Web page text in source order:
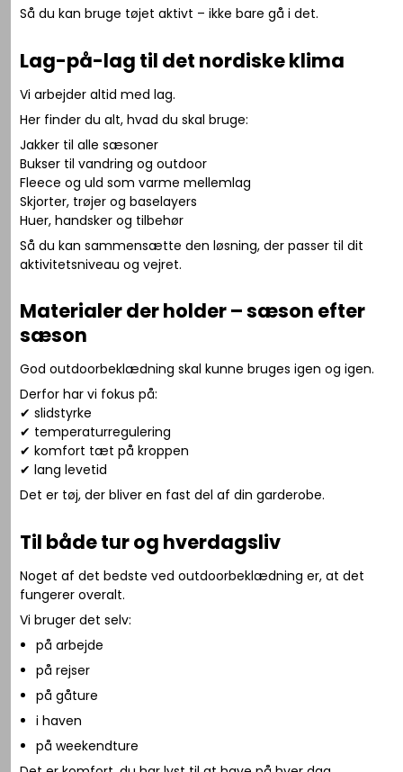
Så du kan bruge tøjet aktivt – ikke bare gå i det.
Lag-på-lag til det nordiske klima
Vi arbejder altid med lag.
Her finder du alt, hvad du skal bruge:
Jakker til alle sæsoner
Bukser til vandring og outdoor
Fleece og uld som varme mellemlag
Skjorter, trøjer og baselayers
Huer, handsker og tilbehør
Så du kan sammensætte den løsning, der passer til dit
aktivitetsniveau og vejret.
Materialer der holder – sæson efter
sæson
God outdoorbeklædning skal kunne bruges igen og igen.
Derfor har vi fokus på:
✔ slidstyrke
✔ temperaturregulering
✔ komfort tæt på kroppen
✔ lang levetid
Det er tøj, der bliver en fast del af din garderobe.
Til både tur og hverdagsliv
Noget af det bedste ved outdoorbeklædning er, at det
fungerer overalt.
Vi bruger det selv:
på arbejde
på rejser
på gåture
i haven
på weekendture